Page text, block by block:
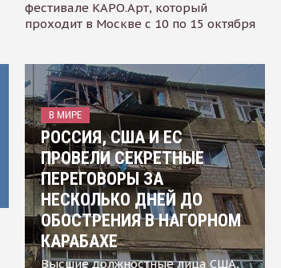
фестивале КАРО.Арт, который
проходит в Москве с 10 по 15 октября
В МИРЕ
РОССИЯ, США И ЕС
ПРОВЕЛИ СЕКРЕТНЫЕ
ПЕРЕГОВОРЫ ЗА
НЕСКОЛЬКО ДНЕЙ ДО
ОБОСТРЕНИЯ В НАГОРНОМ
КАРАБАХЕ
Высшие должностные лица США,